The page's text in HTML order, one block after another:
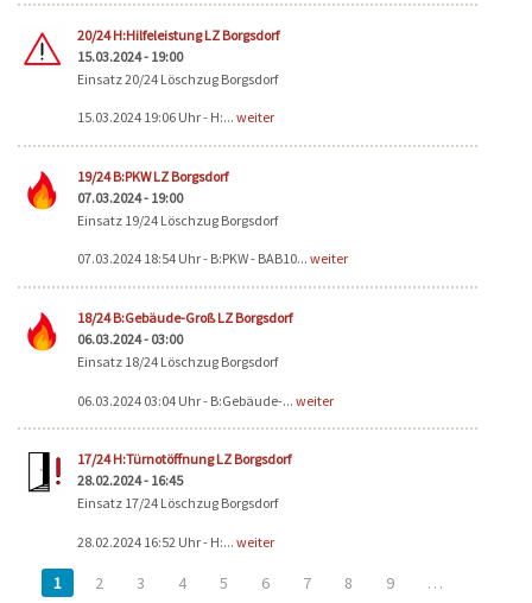
20/24 H:Hilfeleistung LZ Borgsdorf
15.03.2024 - 19:00
Einsatz 20/24 Löschzug Borgsdorf
15.03.2024 19:06 Uhr - H:... weiter
19/24 B:PKW LZ Borgsdorf
07.03.2024 - 19:00
Einsatz 19/24 Löschzug Borgsdorf
07.03.2024 18:54 Uhr - B:PKW - BAB10... weiter
18/24 B:Gebäude-Groß LZ Borgsdorf
06.03.2024 - 03:00
Einsatz 18/24 Löschzug Borgsdorf
06.03.2024 03:04 Uhr - B:Gebäude-... weiter
17/24 H:Türnotöffnung LZ Borgsdorf
28.02.2024 - 16:45
Einsatz 17/24 Löschzug Borgsdorf
28.02.2024 16:52 Uhr - H:... weiter
1 2 3 4 5 6 7 8 9
…